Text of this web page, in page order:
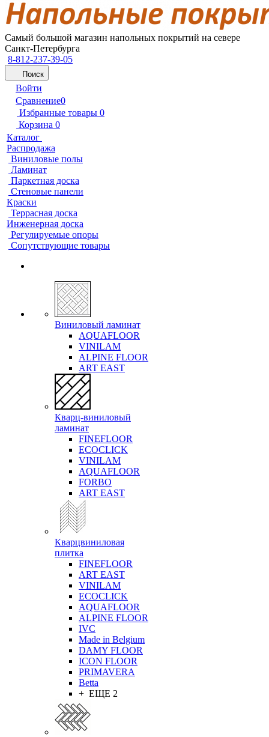
Самый большой магазин напольных покрытий на севере
Санкт-Петербурга
8-812-237-39-05
Поиск
Войти
Сравнение0
Избранные товары 0
Корзина 0
Каталог
Распродажа
Виниловые полы
Ламинат
Паркетная доска
Стеновые панели
Краски
Террасная доска
Инженерная доска
Регулируемые опоры
Сопутствующие товары
Виниловый ламинат
AQUAFLOOR
VINILAM
ALPINE FLOOR
ART EAST
Кварц-виниловый
ламинат
FINEFLOOR
ECOCLICK
VINILAM
AQUAFLOOR
FORBO
ART EAST
Кварцвиниловая
плитка
FINEFLOOR
ART EAST
VINILAM
ECOCLICK
AQUAFLOOR
ALPINE FLOOR
IVC
Made in Belgium
DAMY FLOOR
ICON FLOOR
PRIMAVERA
Betta
+ ЕЩЕ 2